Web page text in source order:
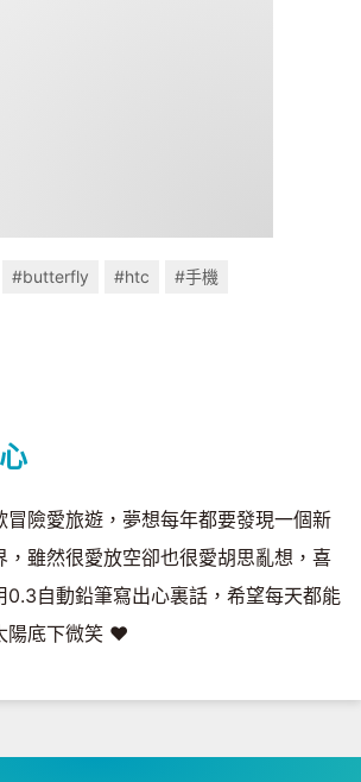
#butterfly #htc #手機
冒險愛旅遊，夢想每年都要發現一個新
，雖然很愛放空卻也很愛胡思亂想，喜
0.3自動鉛筆寫出心裏話，希望每天都能
陽底下微笑 ❤